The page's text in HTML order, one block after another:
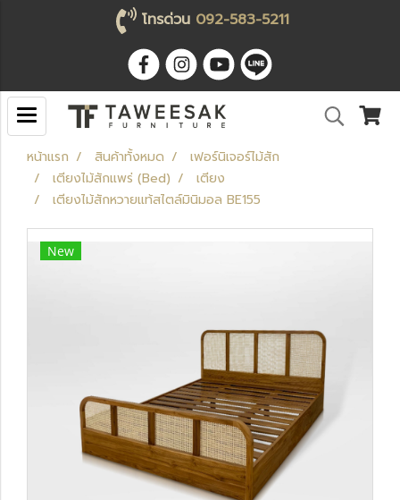
โทรด่วน 092-583-5211
หน้าแรก สินค้าทั้งหมด
เฟอร์นิเจอร์ไม้สัก
เตียงไม้สักแพร่ (Bed)
เตียง
เตียงไม้สักหวายแท้สไตล์มินิมอล BE155
New